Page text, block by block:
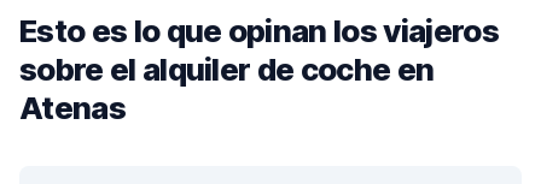
Esto es lo que opinan los viajeros
sobre el alquiler de coche en
Atenas